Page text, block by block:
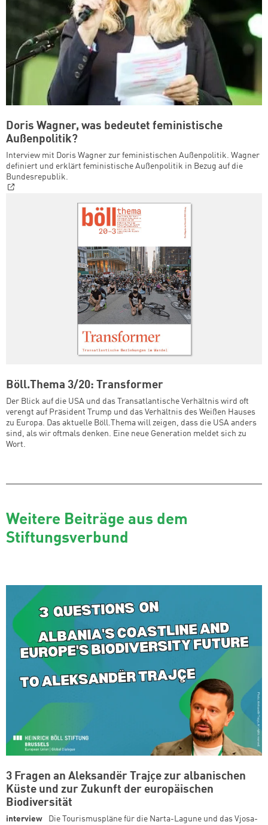
Doris Wagner, was bedeutet feministische
Außenpolitik?
Interview mit Doris Wagner zur feministischen Außenpolitik. Wagner
definiert und erklärt feministische Außenpolitik in Bezug auf die
Bundesrepublik.
Böll.Thema 3/20: Transformer
Der Blick auf die USA und das Transatlantische Verhältnis wird oft
verengt auf Präsident Trump und das Verhältnis des Weißen Hauses
zu Europa. Das aktuelle Böll.Thema will zeigen, dass die USA anders
sind, als wir oftmals denken. Eine neue Generation meldet sich zu
Wort.
Weitere Beiträge aus dem
Stiftungsverbund
3 Fragen an Aleksandër Trajçe zur albanischen
Küste und zur Zukunft der europäischen
Biodiversität
interview Die Tourismuspläne für die Narta-Lagune und das Vjosa-